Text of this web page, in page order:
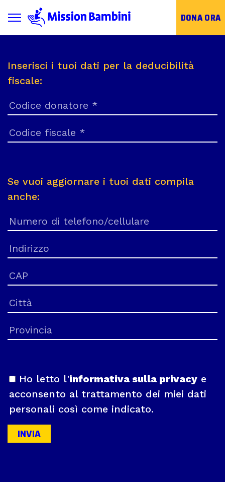
content
DONA ORA
Toggle navigation
Inserisci i tuoi dati per la deducibilità
fiscale:
Se vuoi aggiornare i tuoi dati compila
anche:
Ho letto l'informativa sulla privacy e
acconsento al trattamento dei miei dati
personali così come indicato.